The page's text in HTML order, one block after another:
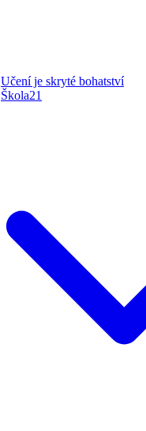
Učení je skryté bohatství
Škola21